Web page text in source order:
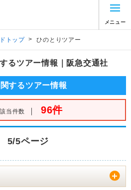
メニュー
トップ > ひのとりツアー
るツアー情報｜阪急交通社
するツアー情報
当件数 ｜ 96件
5/5ページ